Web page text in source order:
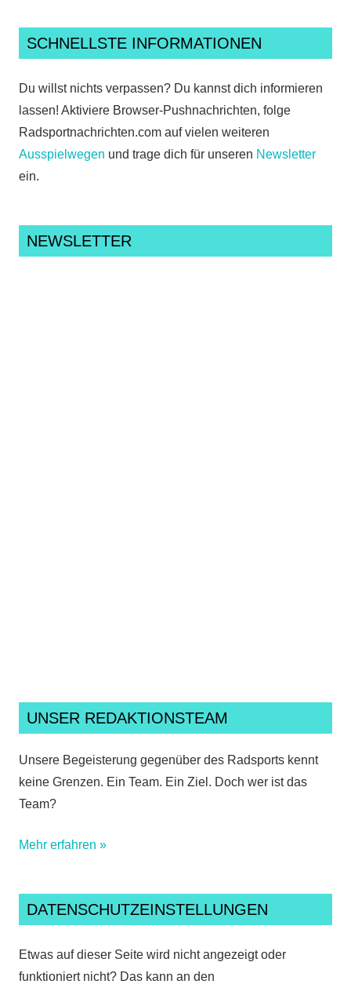
SCHNELLSTE INFORMATIONEN
Du willst nichts verpassen? Du kannst dich informieren
lassen! Aktiviere Browser-Pushnachrichten, folge
Radsportnachrichten.com auf vielen weiteren
Ausspielwegen und trage dich für unseren Newsletter
ein.
NEWSLETTER
UNSER REDAKTIONSTEAM
Unsere Begeisterung gegenüber des Radsports kennt
keine Grenzen. Ein Team. Ein Ziel. Doch wer ist das
Team?
Mehr erfahren »
DATENSCHUTZEINSTELLUNGEN
Etwas auf dieser Seite wird nicht angezeigt oder
funktioniert nicht? Das kann an den